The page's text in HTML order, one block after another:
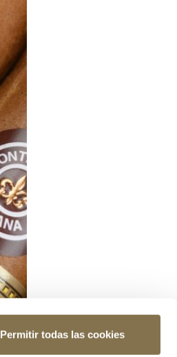
Permitir todas las cookies